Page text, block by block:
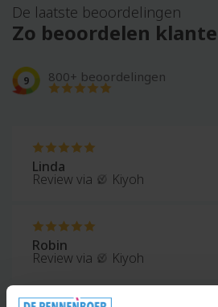
De laatste beoordelingen
Zo beoordelen
9 800+ beoordelingen
Linda
Review via Kiyoh
Robin
Review via Kiyoh